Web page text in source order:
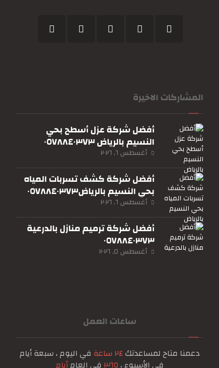
المشاركات الاخيرة
أفضل شركة عزل أسطح بحي
النسيم بالرياض ٠٥٧٨٨٤٠٣٧٣
أغسطس ٦, ٢٠٢٦
أفضل شركة كشف تسربات المياه
بحي النسيم بالرياض٠٥٧٨٨٤٠٣٧٣
أغسطس ٦, ٢٠٢٦
أفضل شركة ترميم منازل بالدرعية
٠٥٧٨٨٤٠٣٧٣
أغسطس ٥, ٢٠٢٦
ساعات العمل
دعمنا متاح لمساعدتك٢٤ ساعة
في اليوم ، سبعة أيام